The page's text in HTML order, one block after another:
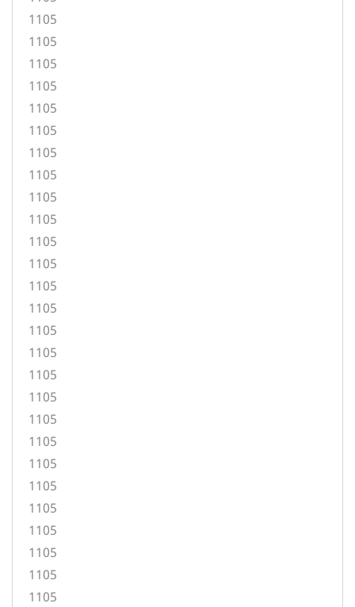
1105
1105
1105
1105
1105
1105
1105
1105
1105
1105
1105
1105
1105
1105
1105
1105
1105
1105
1105
1105
1105
1105
1105
1105
1105
1105
1105